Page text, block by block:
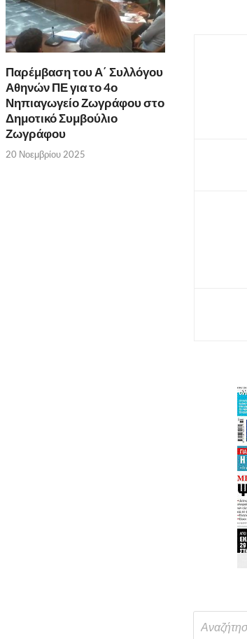
Παρέμβαση του Α΄ Συλλόγου
Αθηνών ΠΕ για το 4ο
Νηπιαγωγείο Ζωγράφου στο
Δημοτικό Συμβούλιο
Ζωγράφου
20 Νοεμβρίου 2025